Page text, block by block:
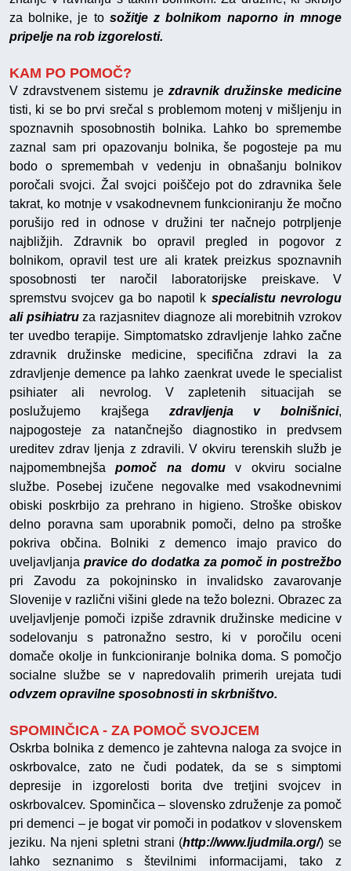
za bolnike, je to sožitje z bolnikom naporno in mnoge
pripelje na rob izgorelosti.
KAM PO POMOČ?
V zdravstvenem sistemu je zdravnik družinske medicine
tisti, ki se bo prvi srečal s problemom motenj v mišljenju in
spoznavnih sposobnostih bolnika. Lahko bo spremembe
zaznal sam pri opazovanju bolnika, še pogosteje pa mu
bodo o spremembah v vedenju in obnašanju bolnikov
poročali svojci. Žal svojci poiščejo pot do zdravnika šele
takrat, ko motnje v vsakodnevnem funkcioniranju že močno
porušijo red in odnose v družini ter načnejo potrpljenje
najbližjih. Zdravnik bo opravil pregled in pogovor z
bolnikom, opravil test ure ali kratek preizkus spoznavnih
sposobnosti ter naročil laboratorijske preiskave. V
spremstvu svojcev ga bo napotil k specialistu nevrologu
ali psihiatruza razjasnitev diagnoze ali morebitnih vzrokov
ter uvedbo terapije. Simptomatsko zdravljenje lahko začne
zdravnik družinske medicine, specifična zdravi la za
zdravljenje demence pa lahko zaenkrat uvede le specialist
psihiater ali nevrolog. V zapletenih situacijah se
poslužujemo krajšega zdravljenja v bolnišnici,
najpogosteje za natančnejšo diagnostiko in predvsem
ureditev zdrav ljenja z zdravili. V okviru terenskih služb je
najpomembnejšapomoč na domu v okviru socialne
službe. Posebej izučene negovalke med vsakodnevnimi
obiski poskrbijo za prehrano in higieno. Stroške obiskov
delno poravna sam uporabnik pomoči, delno pa stroške
pokriva občina. Bolniki z demenco imajo pravico do
uveljavljanja pravice do dodatka za pomoč in postrežbo
pri Zavodu za pokojninsko in invalidsko zavarovanje
Slovenije v različni višini glede na težo bolezni. Obrazec za
uveljavljenje pomoči izpiše zdravnik družinske medicine v
sodelovanju s patronažno sestro, ki v poročilu oceni
domače okolje in funkcioniranje bolnika doma. S pomočjo
socialne službe se v napredovalih primerih urejata tudi
odvzem opravilne sposobnosti in skrbništvo.
SPOMINČICA - ZA POMOČ SVOJCEM
Oskrba bolnika z demenco je zahtevna naloga za svojce in
oskrbovalce, zato ne čudi podatek, da se s simptomi
depresije in izgorelosti borita dve tretjini svojcev in
oskrbovalcev. Spominčica – slovensko združenje za pomoč
pri demenci – je bogat vir pomoči in podatkov v slovenskem
jeziku. Na njeni spletni strani (http://www.ljudmila.org/) se
lahko seznanimo s številnimi informacijami, tako z